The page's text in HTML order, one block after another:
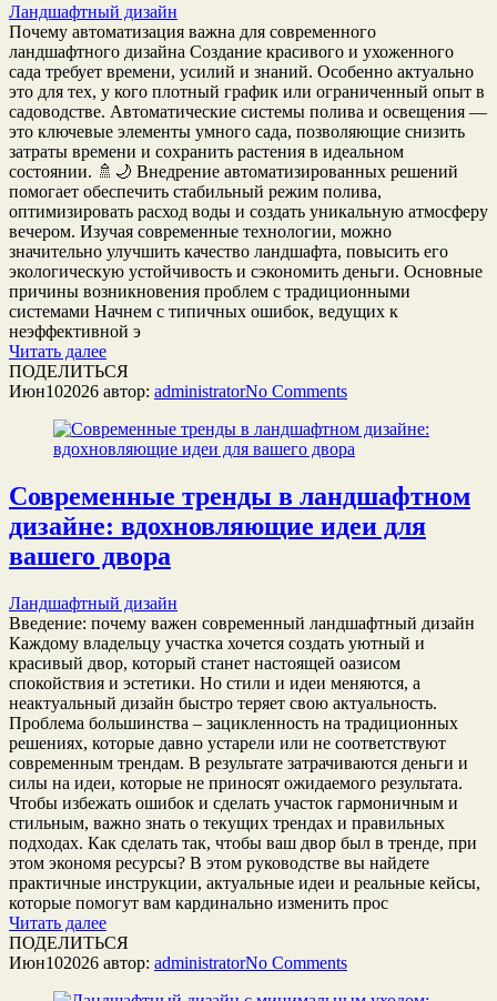
Ландшафтный дизайн
Почему автоматизация важна для современного
ландшафтного дизайна Создание красивого и ухоженного
сада требует времени, усилий и знаний. Особенно актуально
это для тех, у кого плотный график или ограниченный опыт в
садоводстве. Автоматические системы полива и освещения —
это ключевые элементы умного сада, позволяющие снизить
затраты времени и сохранить растения в идеальном
состоянии. 🚿🌙 Внедрение автоматизированных решений
помогает обеспечить стабильный режим полива,
оптимизировать расход воды и создать уникальную атмосферу
вечером. Изучая современные технологии, можно
значительно улучшить качество ландшафта, повысить его
экологическую устойчивость и сэкономить деньги. Основные
причины возникновения проблем с традиционными
системами Начнем с типичных ошибок, ведущих к
неэффективной э
Читать далее
ПОДЕЛИТЬСЯ
Июн102026 автор: administratorNo Comments
Современные тренды в ландшафтном
дизайне: вдохновляющие идеи для
вашего двора
Ландшафтный дизайн
Введение: почему важен современный ландшафтный дизайн
Каждому владельцу участка хочется создать уютный и
красивый двор, который станет настоящей оазисом
спокойствия и эстетики. Но стили и идеи меняются, а
неактуальный дизайн быстро теряет свою актуальность.
Проблема большинства – зацикленность на традиционных
решениях, которые давно устарели или не соответствуют
современным трендам. В результате затрачиваются деньги и
силы на идеи, которые не приносят ожидаемого результата.
Чтобы избежать ошибок и сделать участок гармоничным и
стильным, важно знать о текущих трендах и правильных
подходах. Как сделать так, чтобы ваш двор был в тренде, при
этом экономя ресурсы? В этом руководстве вы найдете
практичные инструкции, актуальные идеи и реальные кейсы,
которые помогут вам кардинально изменить прос
Читать далее
ПОДЕЛИТЬСЯ
Июн102026 автор: administratorNo Comments